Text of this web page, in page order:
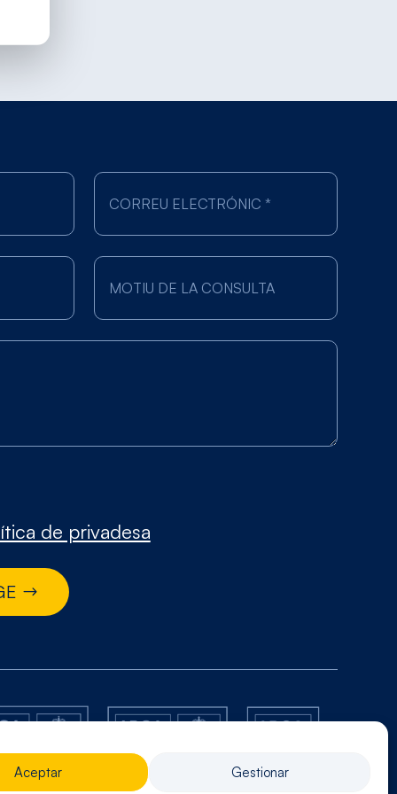
Aceptar Gestionar
de privadesa